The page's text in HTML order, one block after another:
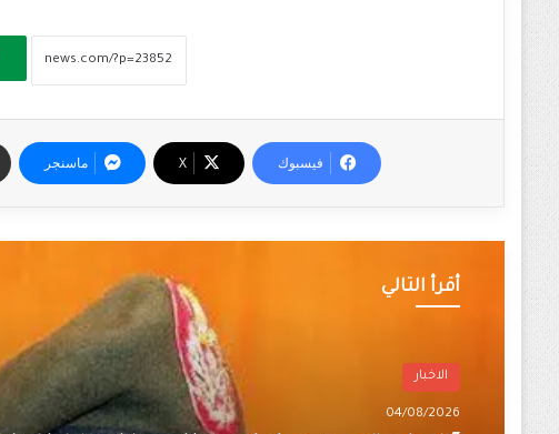
فيسبوك ‫X ماسنجر
أقرأ التالي
الاخبار
04/08/2026